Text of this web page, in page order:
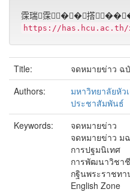
霂瑞霂��撘
https://has.hcu.ac.th/
Title:
จดหมายข่าว ฉ
Authors:
มหาวิทยาลัยหัว
ประชาสัมพันธ์
Keywords:
จดหมายข่าว
จดหมายข่าว ม
การปฐมนิเทศ
การพัฒนาวิชา
กฐินพระราชทา
English Zone